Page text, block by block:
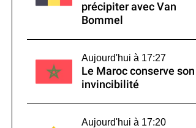
précipiter avec Van
Bommel
Aujourd'hui à 17:27
Le Maroc conserve son
invincibilité
Aujourd'hui à 17:20